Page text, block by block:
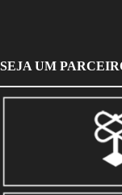
SEJA UM